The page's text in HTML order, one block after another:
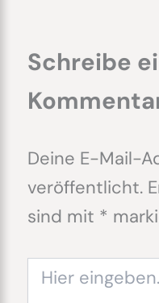
Schreibe
Deine E-Mail-
veröffentlicht.
sind mit *
eingeben…